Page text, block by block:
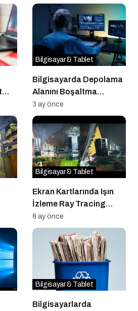
Bilgisayarda Depolama
Alanını Boşaltma
Teknikleri
Bilgisayar & Tablet
3 ay önce
Ekran Kartlarında Işın
İzleme Ray Tracing
Teknolojisinin Görsel
Evrimi
Bilgisayar & Tablet
8 ay önce
Bilgisayarlarda
Bilgisayar & Tablet